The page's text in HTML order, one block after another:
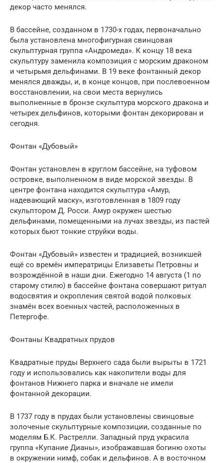
декор часто менялся.
В бассейне, созданном в 1730-х годах, первоначально
была установлена многофигурная свинцовая
скульптурная группа «Андромеда». К концу 18 века
скульптуру заменила композиция с морским драконом
и четырьмя дельфинами. В 19 веке фонтанный декор
менялся дважды, и, в конце концов, при послевоенном
восстановлении, на свои места вернулись
выполненные в бронзе скульптура морского дракона и
четырех дельфинов, которыми фонтан декорирован и
сегодня.
Фонтан «Дубовый»
Фонтан установлен в круглом бассейне, на туфовом
островке, выполненном в виде морской звезды. В
центре фонтана находится скульптура «Амур,
надевающий маску», изготовленная в 1809 году
скульптором Д. Росси. Амур окружен шестью
дельфинами, помещенными на лучах звезды, из пастей
которых бьют тонкие струйки воды.
Фонтан «Дубовый» известен и традицией, возникшей
ещё со времён императрицы Елизаветы Петровны и
возрождённой в наши дни. Ежегодно 14 августа (1 по
старому стилю) в бассейне фонтана совершают ритуал
водосвятия и окропления святой водой полковых
знамён всех военных частей, расположенных в
Петергофе.
Фонтаны Квадратных прудов
Квадратные пруды Верхнего сада были вырыты в 1721
году и использовались как накопители воды для
фонтанов Нижнего парка и вначале не имели
фонтанной декорации.
В 1737 году в прудах были установлены свинцовые
золоченые скульптурные композиции, созданные по
моделям Б.К. Растрелли. Западный пруд украсила
группа «Купание Дианы», изображавшая богиню охоты
в окружении нимф, собак и дельфинов. А в восточном